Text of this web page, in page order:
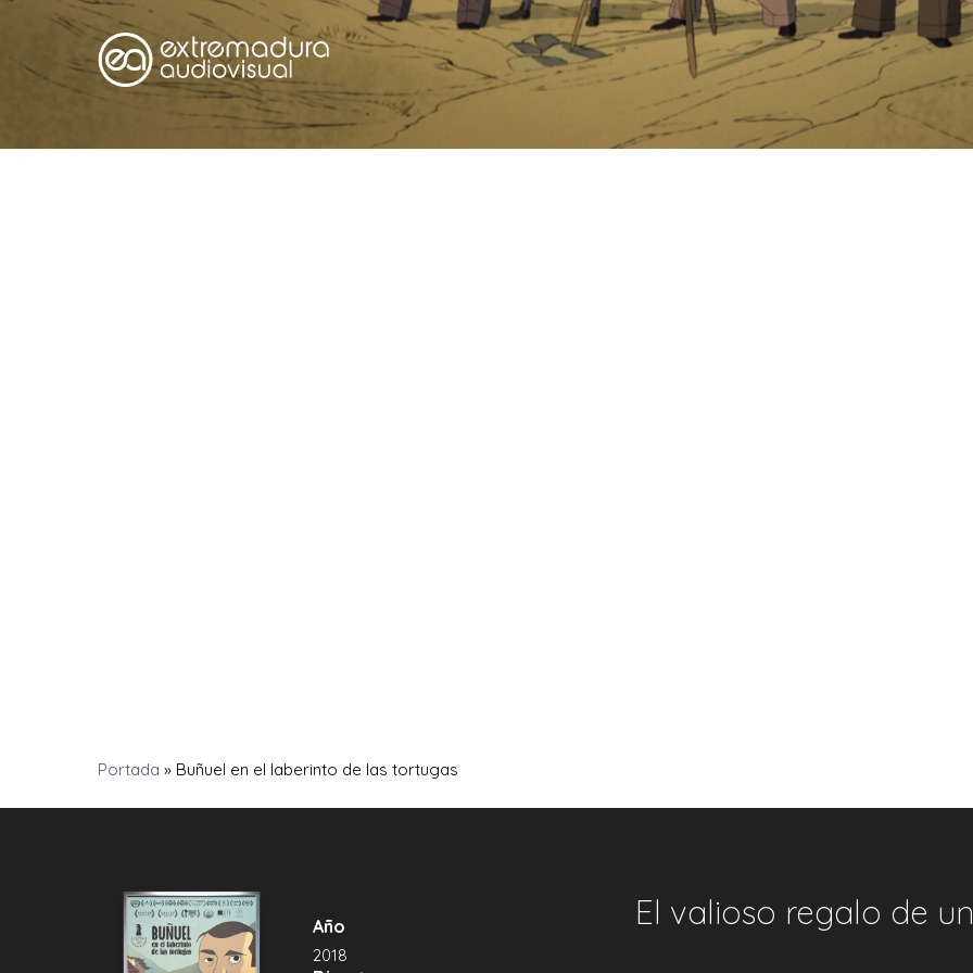
Portada » Buñuel en el laberinto de las tortugas
Año
2018
El valioso regalo de